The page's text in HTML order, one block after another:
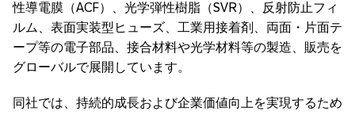
性導電膜（ACF）、光学弾性樹脂（SVR）、反射防止フィ
ルム、表面実装型ヒューズ、工業用接着剤、両面・片面テ
ープ等の電子部品、接合材料や光学材料等の製造、販売を
グローバルで展開しています。
同社では、持続的成長および企業価値向上を実現するため